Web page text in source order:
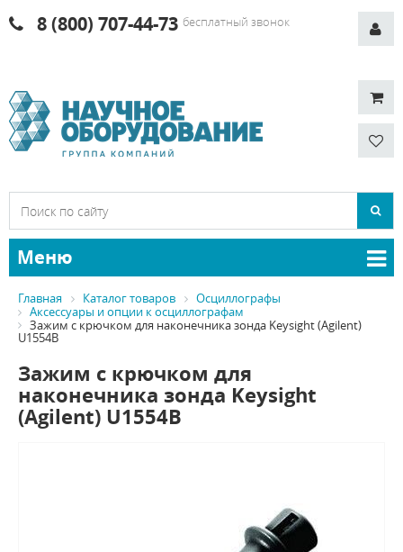
8 (800) 707-44-73 бесплатный звонок
Меню
Главная Каталог товаров
Осциллографы
Аксессуары и опции к осциллографам
Зажим с крючком для наконечника зонда Keysight (Agilent)
U1554B
Зажим с крючком для
наконечника зонда Keysight
(Agilent) U1554B